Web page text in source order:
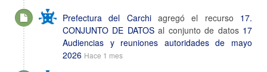
Prefectura del Carchiagregó el recurso 17.
CONJUNTO DE DATOSal conjunto de datos 17
Audiencias y reuniones autoridades de mayo
2026 Hace 1 mes